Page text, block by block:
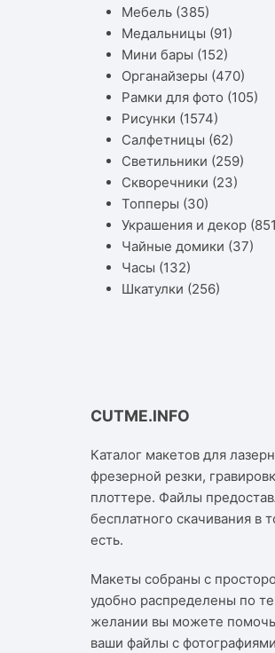
Мебель (385)
Медальницы (91)
Мини бары (152)
Органайзеры (470)
Рамки для фото (105)
Рисунки (1574)
Салфетницы (62)
Светильники (259)
Скворечники (23)
Топперы (30)
Украшения и декор
Чайные домики (37)
Часы (132)
Шкатулки (256)
CUTME.INFO
Каталог макетов для
фрезерной резки,
плоттере. Файлы
бесплатного скачивания в
есть.
Макеты собраны с
удобно распределены по
желании вы можете помочь
ваши файлы с